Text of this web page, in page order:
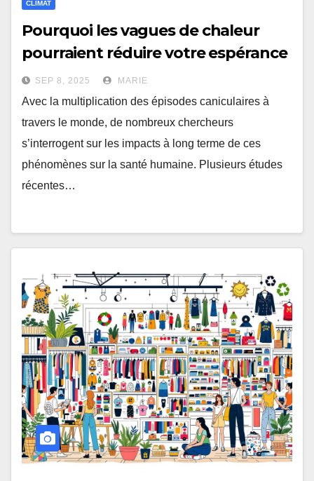
CLIMAT
Pourquoi les vagues de chaleur
pourraient réduire votre espérance
de vie
SEP 8, 2025 MARIE
Avec la multiplication des épisodes caniculaires à
travers le monde, de nombreux chercheurs
s’interrogent sur les impacts à long terme de ces
phénomènes sur la santé humaine. Plusieurs études
récentes…